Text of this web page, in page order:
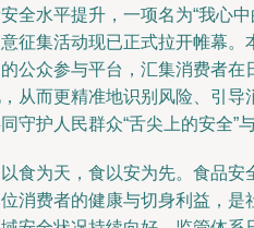
全水平提升，一项名为“我心
征集活动现已正式拉开帷幕。
公众参与平台，汇集消费者在
从而更精准地识别风险、引导
守护人民群众“舌尖上的安全”
食为天，食以安为先。食品安
消费者的健康与切身利益，是